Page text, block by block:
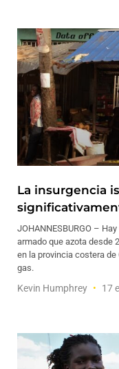
La insurgencia
JOHANNESBURGO –
armado que azota desde
en la provincia costera
gas.
Kevin Humphrey 17